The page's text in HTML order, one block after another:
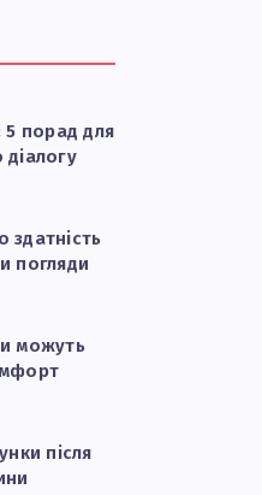
5 порад для
погляди
можуть
після